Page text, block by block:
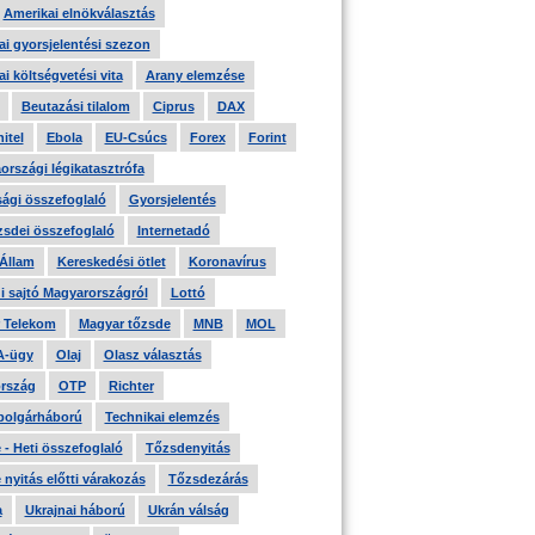
Amerikai elnökválasztás
gyorsjelentési szezon
költségvetési vita Arany elemzése
Beutazási tilalom Ciprus DAX
Ebola EU-Csúcs Forex Forint
légikatasztrófa
összefoglaló Gyorsjelentés
összefoglaló Internetadó
Kereskedési ötlet Koronavírus
sajtó Magyarországról Lottó
Telekom Magyar tőzsde MNB MOL
ügy Olaj Olasz választás
OTP Richter
Technikai elemzés
- Heti összefoglaló Tőzsdenyitás
nyitás előtti várakozás Tőzsdezárás
Ukrajnai háború Ukrán válság